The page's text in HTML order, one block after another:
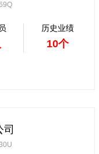
历史业绩
10个